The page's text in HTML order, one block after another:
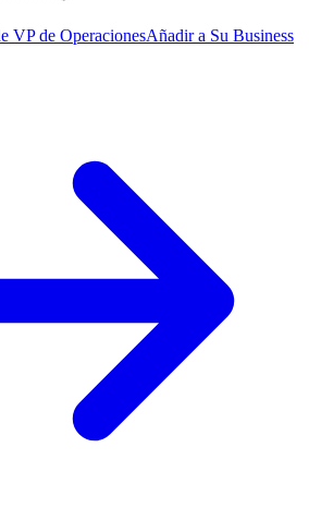
VP de OperacionesAñadir a Su Business